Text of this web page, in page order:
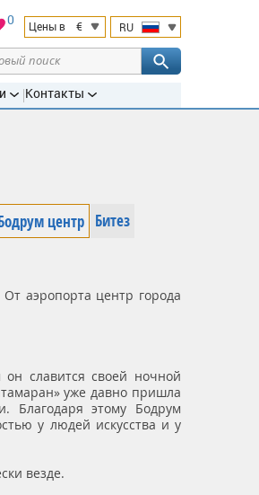
0 Цены в € RU
Контакты
центр Битез
аэропорта центр города
он славится своей ночной
уже давно пришла
Благодаря этому Бодрум
у людей искусства и у
везде.